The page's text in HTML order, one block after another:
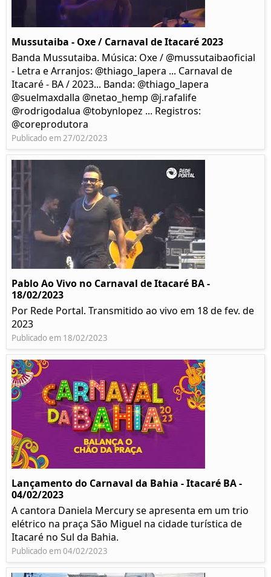
Mussutaiba - Oxe / Carnaval de Itacaré 2023
Banda Mussutaiba. Música: Oxe / @mussutaibaoficial
- Letra e Arranjos: @thiago_lapera ... Carnaval de
Itacaré - BA / 2023... Banda: @thiago_lapera
@suelmaxdalla @netao_hemp @j.rafalife
@rodrigodalua @tobynlopez ... Registros:
@coreprodutora
Publicado em 27/02/2023
Pablo Ao Vivo no Carnaval de Itacaré BA -
18/02/2023
Por Rede Portal. Transmitido ao vivo em 18 de fev. de
2023
Publicado em 18/02/2023
Lançamento do Carnaval da Bahia - Itacaré BA -
04/02/2023
A cantora Daniela Mercury se apresenta em um trio
elétrico na praça São Miguel na cidade turística de
Itacaré no Sul da Bahia.
Publicado em 04/02/2023